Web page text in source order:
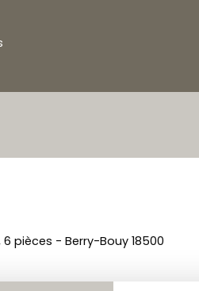
pièces - Berry-Bouy 18500